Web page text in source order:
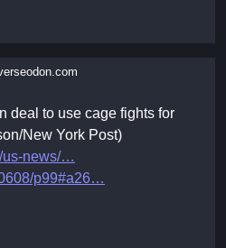
deal to use cage fights for
New York Post)
news/
p99#a26